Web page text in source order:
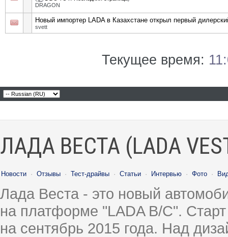
DRAGON
Новый импортер LADA в Казахстане открыл первый
svett
Текущее время:
ЛАДА ВЕСТА (LADA
Новости · Отзывы · Тест-драйвы · Статьи · Интервью · Фото ·
Лада Веста - это новый
на платформе "LADA B/C".
на сентябрь 2015 года. Над